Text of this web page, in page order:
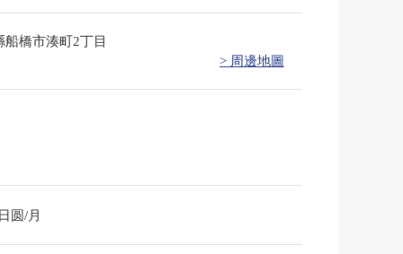
船橋市湊町2丁目
> 周邊地圖
圆/月